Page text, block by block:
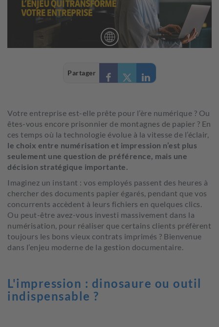
Partager
Votre entreprise est-elle prête pour l’ère numérique ? Ou
êtes-vous encore prisonnier de montagnes de papier ? En
ces temps où la technologie évolue à la vitesse de l’éclair,
le choix entre numérisation et impression n’est plus
seulement une question de préférence, mais une
décision stratégique importante.
Imaginez un instant : vos employés passent des heures à
chercher des documents papier égarés, pendant que vos
concurrents accèdent à leurs fichiers en quelques clics.
Ou peut-être avez-vous investi massivement dans la
numérisation, pour réaliser que certains clients préfèrent
toujours les bons vieux contrats imprimés ? Bienvenue
dans l’enjeu moderne de la gestion documentaire.
L'impression : dinosaure ou outil
indispensable ?